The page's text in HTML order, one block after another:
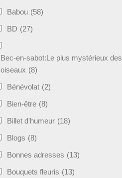
Babou (58)
BD (27)
Bec-en-sabot:Le plus mystérieux des
oiseaux (8)
Bénévolat (2)
Bien-être (8)
Billet d'humeur (18)
Blogs (8)
Bonnes adresses (13)
Bouquets fleuris (13)